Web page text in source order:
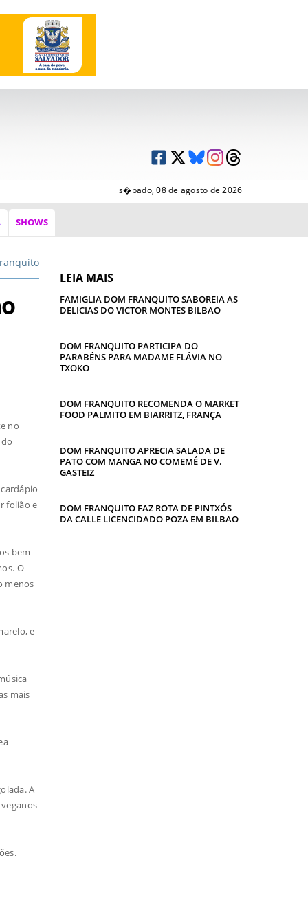
s�bado, 08 de agosto de 2026
SHOWS
no
folião e
bem
O
menos
e
mais
A
LEIA MAIS
FAMIGLIA DOM FRANQUITO SABOREIA AS
DELICIAS DO VICTOR MONTES BILBAO
DOM FRANQUITO PARTICIPA DO
PARABÉNS PARA MADAME FLÁVIA NO
TXOKO
DOM FRANQUITO RECOMENDA O MARKET
FOOD PALMITO EM BIARRITZ, FRANÇA
DOM FRANQUITO APRECIA SALADA DE
PATO COM MANGA NO COMEMÉ DE V.
GASTEIZ
DOM FRANQUITO FAZ ROTA DE PINTXÓS
DA CALLE LICENCIDADO POZA EM BILBAO